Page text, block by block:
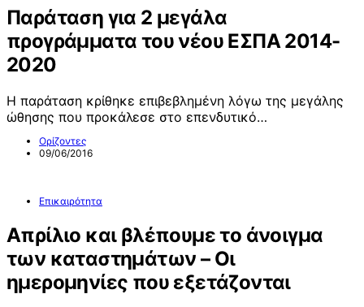
Παράταση για 2 μεγάλα
προγράμματα του νέου ΕΣΠΑ 2014-
2020
Η παράταση κρίθηκε επιβεβλημένη λόγω της μεγάλης
ώθησης που προκάλεσε στο επενδυτικό…
Ορίζοντες
09/06/2016
Επικαιρότητα
Απρίλιο και βλέπουμε το άνοιγμα
των καταστημάτων – Οι
ημερομηνίες που εξετάζονται